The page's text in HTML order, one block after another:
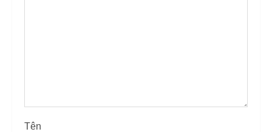
g
Tên